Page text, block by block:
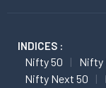
INDICES :
Nifty 50 Nifty
Nifty Next 50